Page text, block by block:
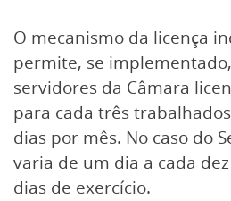
O mecanismo da licença
permite, se
servidores da Câmara
para cada três
dias por mês. No caso do
varia de um dia a cada
dias de exercício.